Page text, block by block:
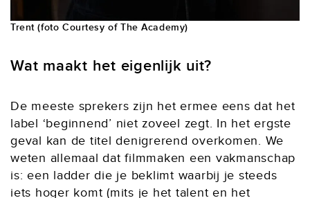
Trent (foto Courtesy of The Academy)
Wat maakt het eigenlijk uit?
De meeste sprekers zijn het ermee eens dat het
label ‘beginnend’ niet zoveel zegt. In het ergste
geval kan de titel denigrerend overkomen. We
weten allemaal dat filmmaken een vakmanschap
is: een ladder die je beklimt waarbij je steeds
iets hoger komt (mits je het talent en het